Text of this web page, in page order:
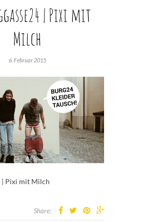
| Pixi mit
Milch
6. Februar 2015
| Pixi mit Milch
Share: